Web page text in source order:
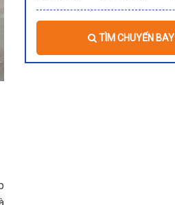
TÌM CHUYẾN BAY